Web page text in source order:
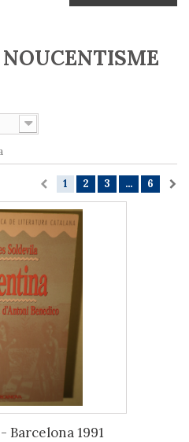
1 2 3 ... 6
Barcelona 1991